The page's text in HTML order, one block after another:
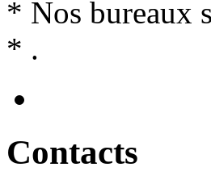
* Nos bureaux
* .
Contacts